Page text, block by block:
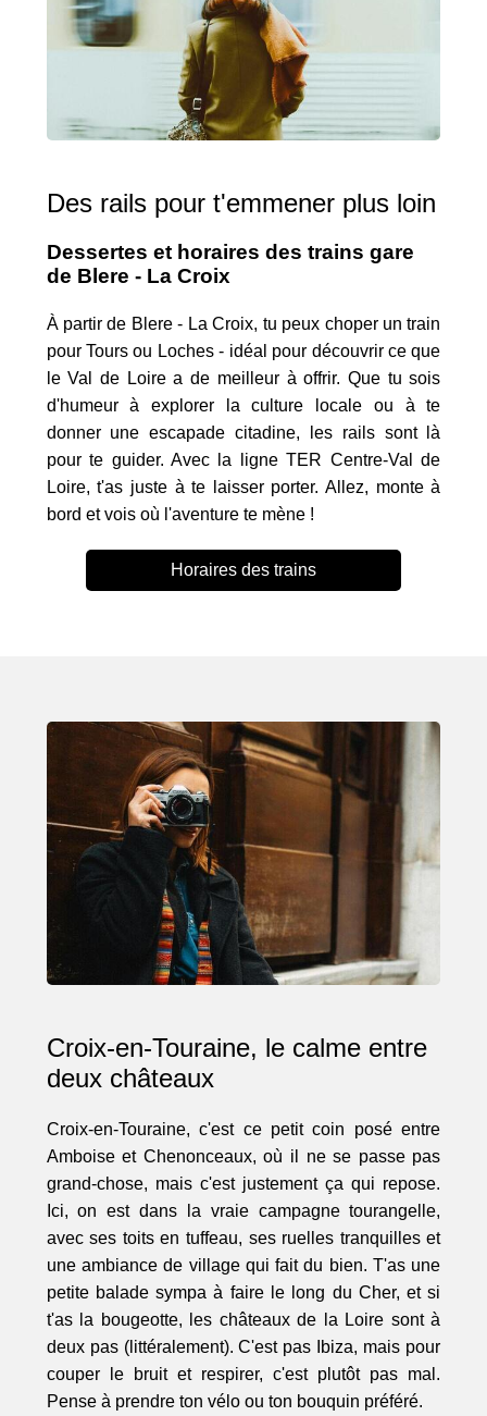
Des rails pour t'emmener plus loin
Dessertes et horaires des trains gare
de Blere - La Croix
À partir de Blere - La Croix, tu peux choper un train
pour Tours ou Loches - idéal pour découvrir ce que
le Val de Loire a de meilleur à offrir. Que tu sois
d'humeur à explorer la culture locale ou à te
donner une escapade citadine, les rails sont là
pour te guider. Avec la ligne TER Centre-Val de
Loire, t'as juste à te laisser porter. Allez, monte à
bord et vois où l'aventure te mène !
Horaires des trains
Croix-en-Touraine, le calme entre
deux châteaux
Croix-en-Touraine, c'est ce petit coin posé entre
Amboise et Chenonceaux, où il ne se passe pas
grand-chose, mais c'est justement ça qui repose.
Ici, on est dans la vraie campagne tourangelle,
avec ses toits en tuffeau, ses ruelles tranquilles et
une ambiance de village qui fait du bien. T'as une
petite balade sympa à faire le long du Cher, et si
t'as la bougeotte, les châteaux de la Loire sont à
deux pas (littéralement). C'est pas Ibiza, mais pour
couper le bruit et respirer, c'est plutôt pas mal.
Pense à prendre ton vélo ou ton bouquin préféré.